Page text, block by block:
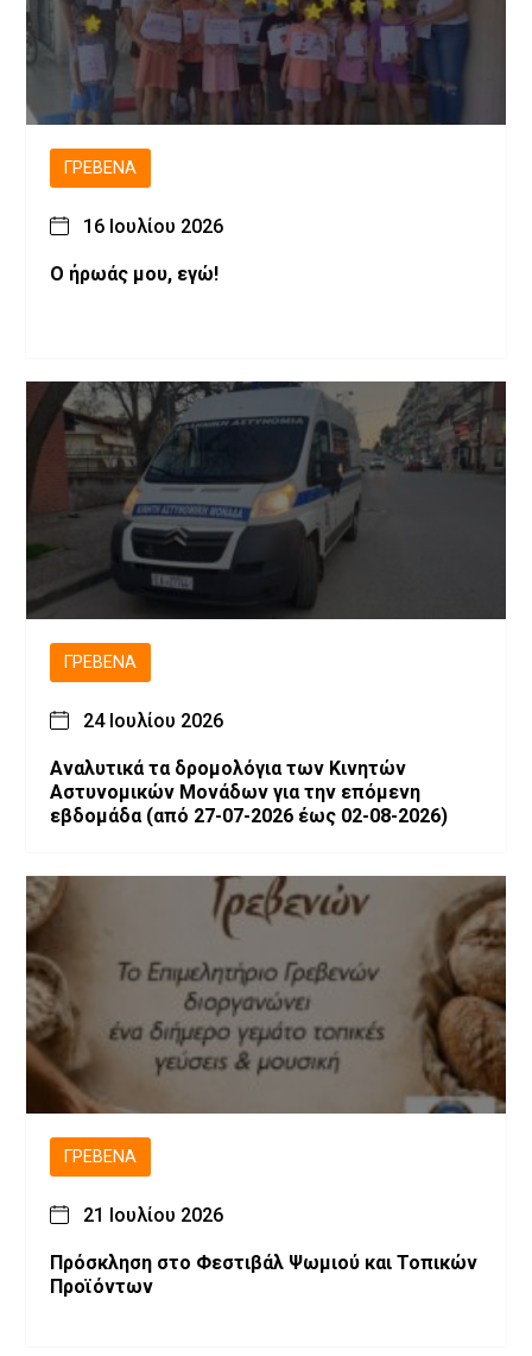
ΓΡΕΒΕΝΆ
16 Ιουλίου 2026
Ο ήρωάς μου, εγώ!
ΓΡΕΒΕΝΆ
24 Ιουλίου 2026
Αναλυτικά τα δρομολόγια των Κινητών
Αστυνομικών Μονάδων για την επόμενη
εβδομάδα (από 27-07-2026 έως 02-08-2026)
ΓΡΕΒΕΝΆ
21 Ιουλίου 2026
Πρόσκληση στο Φεστιβάλ Ψωμιού και Τοπικών
Προϊόντων